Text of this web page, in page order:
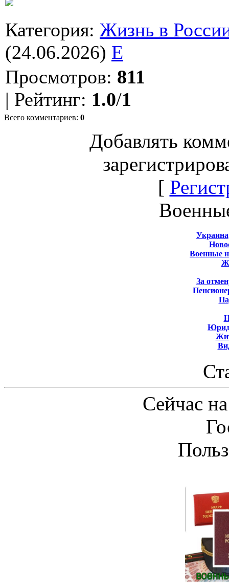
Категория: Жизнь в
(24.06.2026) E
Просмотров: 811
| Рейтинг: 1.0/1
Всего комментариев: 0
Добавлять
[
Военные
За
Сейчас